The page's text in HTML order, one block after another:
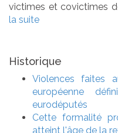
victimes et covictimes
la suite
Historique
Violences faites
européenne
eurodéputés
Cette formalité
atteint l'âge de la